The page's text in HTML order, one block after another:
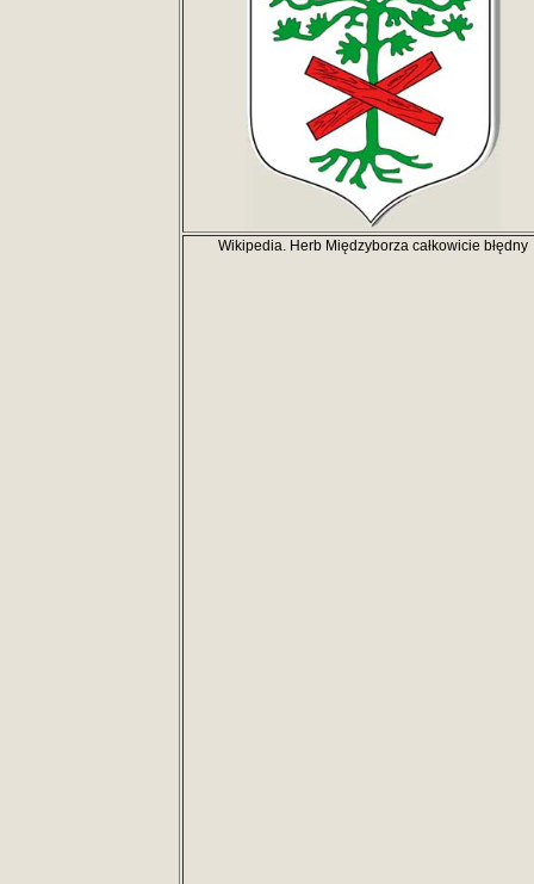
Wikipedia. Herb Międzyborza całkowicie błędny